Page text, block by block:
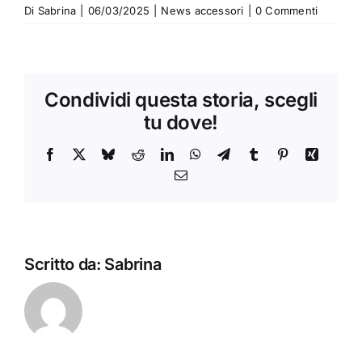
Di Sabrina 06/03/2025 News accessori 0 Commenti
Condividi questa storia, scegli
tu dove!
Facebook BlueskyRedditLinkedInWhatsApp
TelegramTumblr PinterestXing
Email
Scritto da: Sabrina